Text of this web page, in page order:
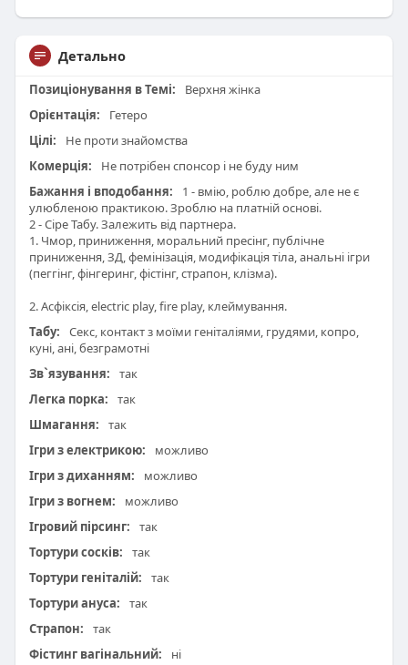
Детально
Позиціонування в Темі:
Верхня жінка
Орієнтація:
Гетеро
Цілі:
Не проти знайомства
Комерція:
Не потрібен спонсор і не буду ним
Бажання і вподобання:
1 - вмію, роблю добре, але не є
улюбленою практикою. Зроблю на платній основі.
2 - Сіре Табу. Залежить від партнера.
1. Чмор, приниження, моральний пресінг, публічне
приниження, ЗД, фемінізація, модифікація тіла, анальні ігри
(пеггінг, фінгеринг, фістінг, страпон, клізма).
2. Асфіксія, electric play, fire play, клеймування.
Табу:
Секс, контакт з моїми геніталіями, грудями, копро,
куні, ані, безграмотні
Зв`язування:
так
Легка порка:
так
Шмагання:
так
Ігри з електрикою:
можливо
Ігри з диханням:
можливо
Ігри з вогнем:
можливо
Ігровий пірсинг:
так
Тортури сосків:
так
Тортури геніталій:
так
Тортури ануса:
так
Страпон:
так
Фістинг вагінальний:
ні